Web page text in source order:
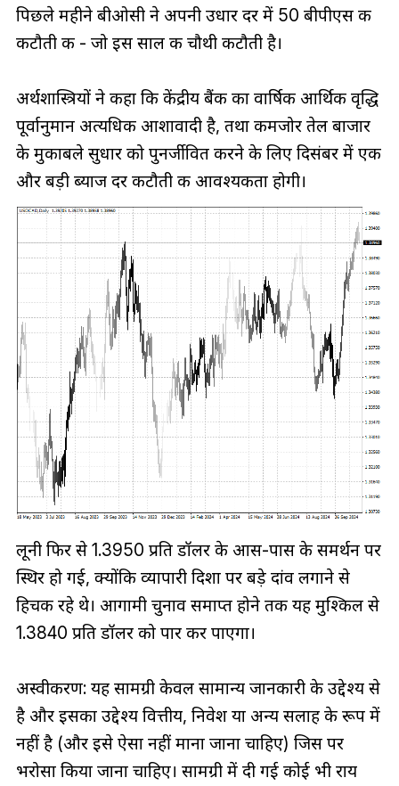
पिछले महीने बीओसी ने अपनी उधार दर में 50 बीपीएस की
कटौती की - जो इस साल की चौथी कटौती है।
अर्थशास्त्रियों ने कहा कि केंद्रीय बैंक का वार्षिक आर्थिक वृद्धि
पूर्वानुमान अत्यधिक आशावादी है, तथा कमजोर तेल बाजार
के मुकाबले सुधार को पुनर्जीवित करने के लिए दिसंबर में एक
और बड़ी ब्याज दर कटौती की आवश्यकता होगी।
लूनी फिर से 1.3950 प्रति डॉलर के आस-पास के समर्थन पर
स्थिर हो गई, क्योंकि व्यापारी दिशा पर बड़े दांव लगाने से
हिचक रहे थे। आगामी चुनाव समाप्त होने तक यह मुश्किल से
1.3840 प्रति डॉलर को पार कर पाएगा।
अस्वीकरण: यह सामग्री केवल सामान्य जानकारी के उद्देश्य से
है और इसका उद्देश्य वित्तीय, निवेश या अन्य सलाह के रूप में
नहीं है (और इसे ऐसा नहीं माना जाना चाहिए) जिस पर
भरोसा किया जाना चाहिए। सामग्री में दी गई कोई भी राय